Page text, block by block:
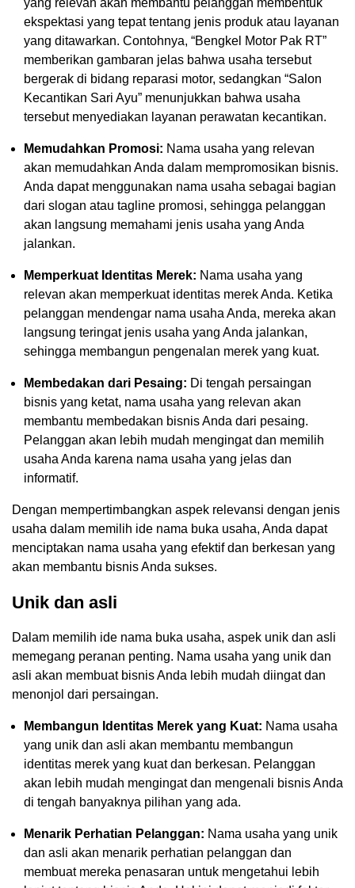
yang relevan akan membantu pelanggan membentuk
ekspektasi yang tepat tentang jenis produk atau layanan
yang ditawarkan. Contohnya, “Bengkel Motor Pak RT”
memberikan gambaran jelas bahwa usaha tersebut
bergerak di bidang reparasi motor, sedangkan “Salon
Kecantikan Sari Ayu” menunjukkan bahwa usaha
tersebut menyediakan layanan perawatan kecantikan.
Memudahkan Promosi: Nama usaha yang relevan
akan memudahkan Anda dalam mempromosikan bisnis.
Anda dapat menggunakan nama usaha sebagai bagian
dari slogan atau tagline promosi, sehingga pelanggan
akan langsung memahami jenis usaha yang Anda
jalankan.
Memperkuat Identitas Merek: Nama usaha yang
relevan akan memperkuat identitas merek Anda. Ketika
pelanggan mendengar nama usaha Anda, mereka akan
langsung teringat jenis usaha yang Anda jalankan,
sehingga membangun pengenalan merek yang kuat.
Membedakan dari Pesaing: Di tengah persaingan
bisnis yang ketat, nama usaha yang relevan akan
membantu membedakan bisnis Anda dari pesaing.
Pelanggan akan lebih mudah mengingat dan memilih
usaha Anda karena nama usaha yang jelas dan
informatif.
Dengan mempertimbangkan aspek relevansi dengan jenis
usaha dalam memilih ide nama buka usaha, Anda dapat
menciptakan nama usaha yang efektif dan berkesan yang
akan membantu bisnis Anda sukses.
Unik dan asli
Dalam memilih ide nama buka usaha, aspek unik dan asli
memegang peranan penting. Nama usaha yang unik dan
asli akan membuat bisnis Anda lebih mudah diingat dan
menonjol dari persaingan.
Membangun Identitas Merek yang Kuat: Nama usaha
yang unik dan asli akan membantu membangun
identitas merek yang kuat dan berkesan. Pelanggan
akan lebih mudah mengingat dan mengenali bisnis Anda
di tengah banyaknya pilihan yang ada.
Menarik Perhatian Pelanggan: Nama usaha yang unik
dan asli akan menarik perhatian pelanggan dan
membuat mereka penasaran untuk mengetahui lebih